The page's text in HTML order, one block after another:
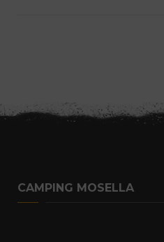
CAMPING MOSELLA